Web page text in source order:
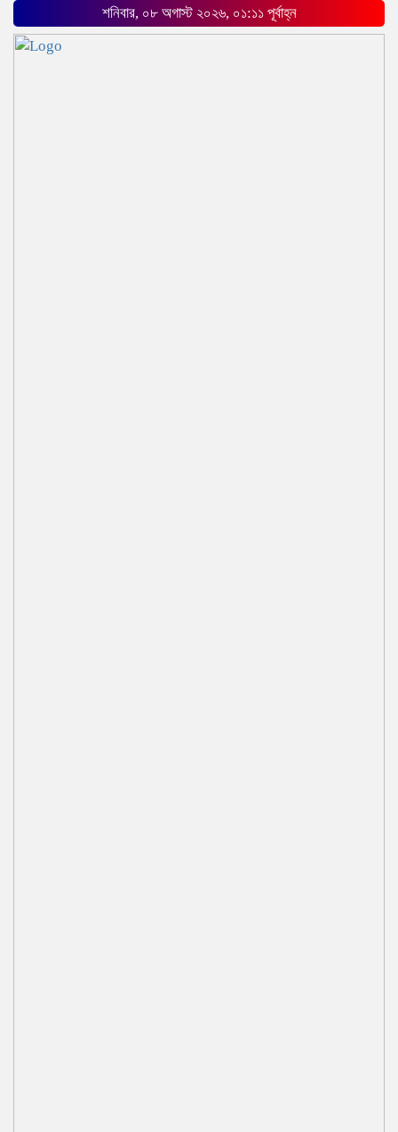
শনিবার, ০৮ অগাস্ট ২০২৬, ০১:১১ পূর্বাহ্ন